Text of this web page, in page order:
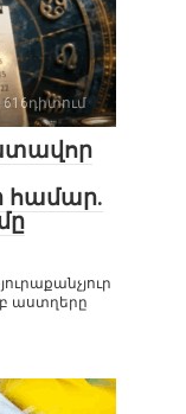
616դիտում
համար.
աստղերը